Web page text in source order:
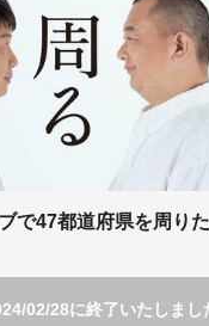
で47都道府県を周り
02/28に終了いたしまし